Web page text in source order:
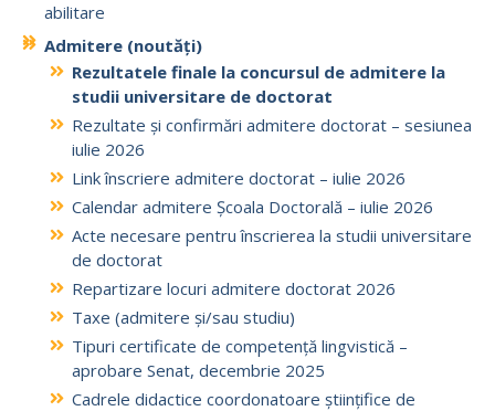
abilitare
Admitere (noutăți)
Rezultatele finale la concursul de admitere la
studii universitare de doctorat
Rezultate și confirmări admitere doctorat – sesiunea
iulie 2026
Link înscriere admitere doctorat – iulie 2026
Calendar admitere Școala Doctorală – iulie 2026
Acte necesare pentru înscrierea la studii universitare
de doctorat
Repartizare locuri admitere doctorat 2026
Taxe (admitere și/sau studiu)
Tipuri certificate de competență lingvistică –
aprobare Senat, decembrie 2025
Cadrele didactice coordonatoare științifice de